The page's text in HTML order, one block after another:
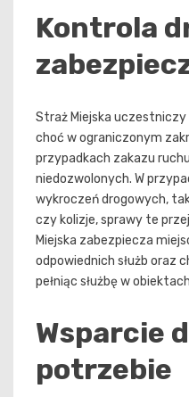
Kontrola
Straż Miejska
choć w ograniczonym
przypadkach zakazu
niedozwolonych. W
wykroczeń drogowych,
czy kolizje, sprawy te
Miejska zabezpiecza
odpowiednich służb oraz
pełniąc służbę w
Wsparcie
potrzebie